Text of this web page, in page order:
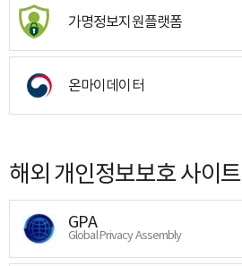
가명정보지원플랫폼
온마이데이터
해외 개인정보보호 사이트
GPA
Global Privacy Assembly